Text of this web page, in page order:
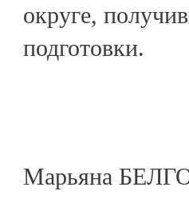
округе,
подготовки.
Марьяна